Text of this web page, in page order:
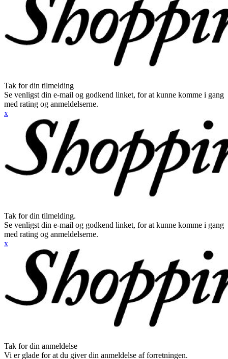
Tak for din tilmelding
Se venligst din e-mail og godkend linket, for at kunne komme i gang
med rating og anmeldelserne.
x
Tak for din tilmelding.
Se venligst din e-mail og godkend linket, for at kunne komme i gang
med rating og anmeldelserne.
x
Tak for din anmeldelse
Vi er glade for at du giver din anmeldelse af forretningen.